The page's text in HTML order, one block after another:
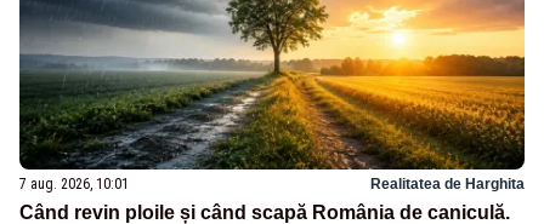
7 aug. 2026, 10:01 Realitatea de Harghita
Când revin ploile și când scapă România de caniculă.